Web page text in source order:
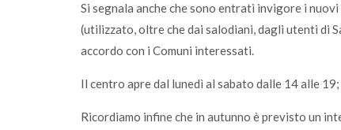
Si segnala anche che sono entrati invigore i
(utilizzato, oltre che dai salodiani, dagli utenti di
accordo con i Comuni interessati.
Il centro apre dal lunedì al sabato dalle 14 alle
Ricordiamo infine che in autunno è previsto un